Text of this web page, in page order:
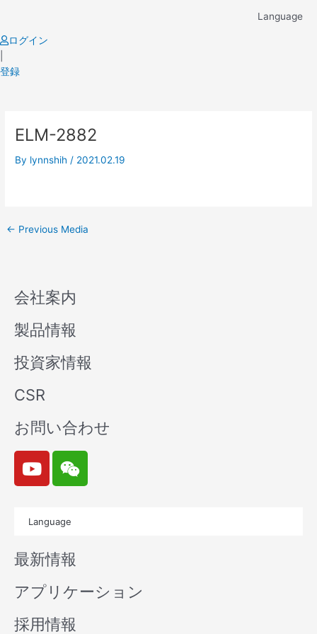
content
Language
ログイン
登録
ELM-2882
By lynnshih / 2021.02.19
navigation
← Previous Media
会社案内
製品情報
投資家情報
CSR
お問い合わせ
Y
o
u
b
e
W
e
i
n
Language
最新情報
アプリケーション
採用情報